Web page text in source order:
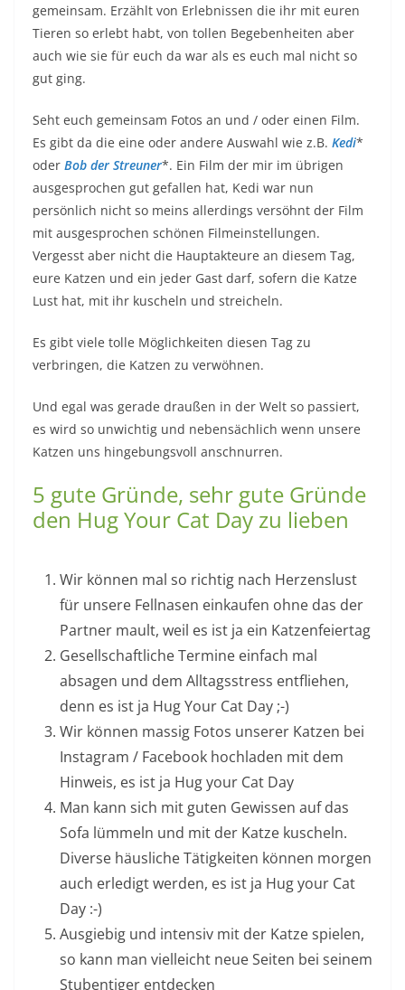
gemeinsam. Erzählt von Erlebnissen die ihr mit euren
Tieren so erlebt habt, von tollen Begebenheiten aber
auch wie sie für euch da war als es euch mal nicht so
gut ging.
Seht euch gemeinsam Fotos an und / oder einen Film.
Es gibt da die eine oder andere Auswahl wie z.B. Kedi*
oder Bob der Streuner*. Ein Film der mir im übrigen
ausgesprochen gut gefallen hat, Kedi war nun
persönlich nicht so meins allerdings versöhnt der Film
mit ausgesprochen schönen Filmeinstellungen.
Vergesst aber nicht die Hauptakteure an diesem Tag,
eure Katzen und ein jeder Gast darf, sofern die Katze
Lust hat, mit ihr kuscheln und streicheln.
Es gibt viele tolle Möglichkeiten diesen Tag zu
verbringen, die Katzen zu verwöhnen.
Und egal was gerade draußen in der Welt so passiert,
es wird so unwichtig und nebensächlich wenn unsere
Katzen uns hingebungsvoll anschnurren.
5 gute Gründe, sehr gute Gründe
den Hug Your Cat Day zu lieben
Wir können mal so richtig nach Herzenslust
für unsere Fellnasen einkaufen ohne das der
Partner mault, weil es ist ja ein Katzenfeiertag
Gesellschaftliche Termine einfach mal
absagen und dem Alltagsstress entfliehen,
denn es ist ja Hug Your Cat Day ;-)
Wir können massig Fotos unserer Katzen bei
Instagram / Facebook hochladen mit dem
Hinweis, es ist ja Hug your Cat Day
Man kann sich mit guten Gewissen auf das
Sofa lümmeln und mit der Katze kuscheln.
Diverse häusliche Tätigkeiten können morgen
auch erledigt werden, es ist ja Hug your Cat
Day :-)
Ausgiebig und intensiv mit der Katze spielen,
so kann man vielleicht neue Seiten bei seinem
Stubentiger entdecken